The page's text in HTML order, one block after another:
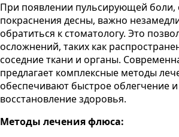
При появлении пульсирующей боли,
покраснения десны, важно
обратиться к стоматологу. Это
осложнений, таких как
соседние ткани и органы.
предлагает комплексные методы
обеспечивают быстрое облегчение
восстановление здоровья.
Методы лечения флюса: